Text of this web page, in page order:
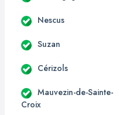
Nescus
Suzan
Cérizols
Mauvezin-de-Sainte-
Croix